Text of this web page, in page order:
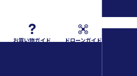
お買い物ガイド ドローンガイド